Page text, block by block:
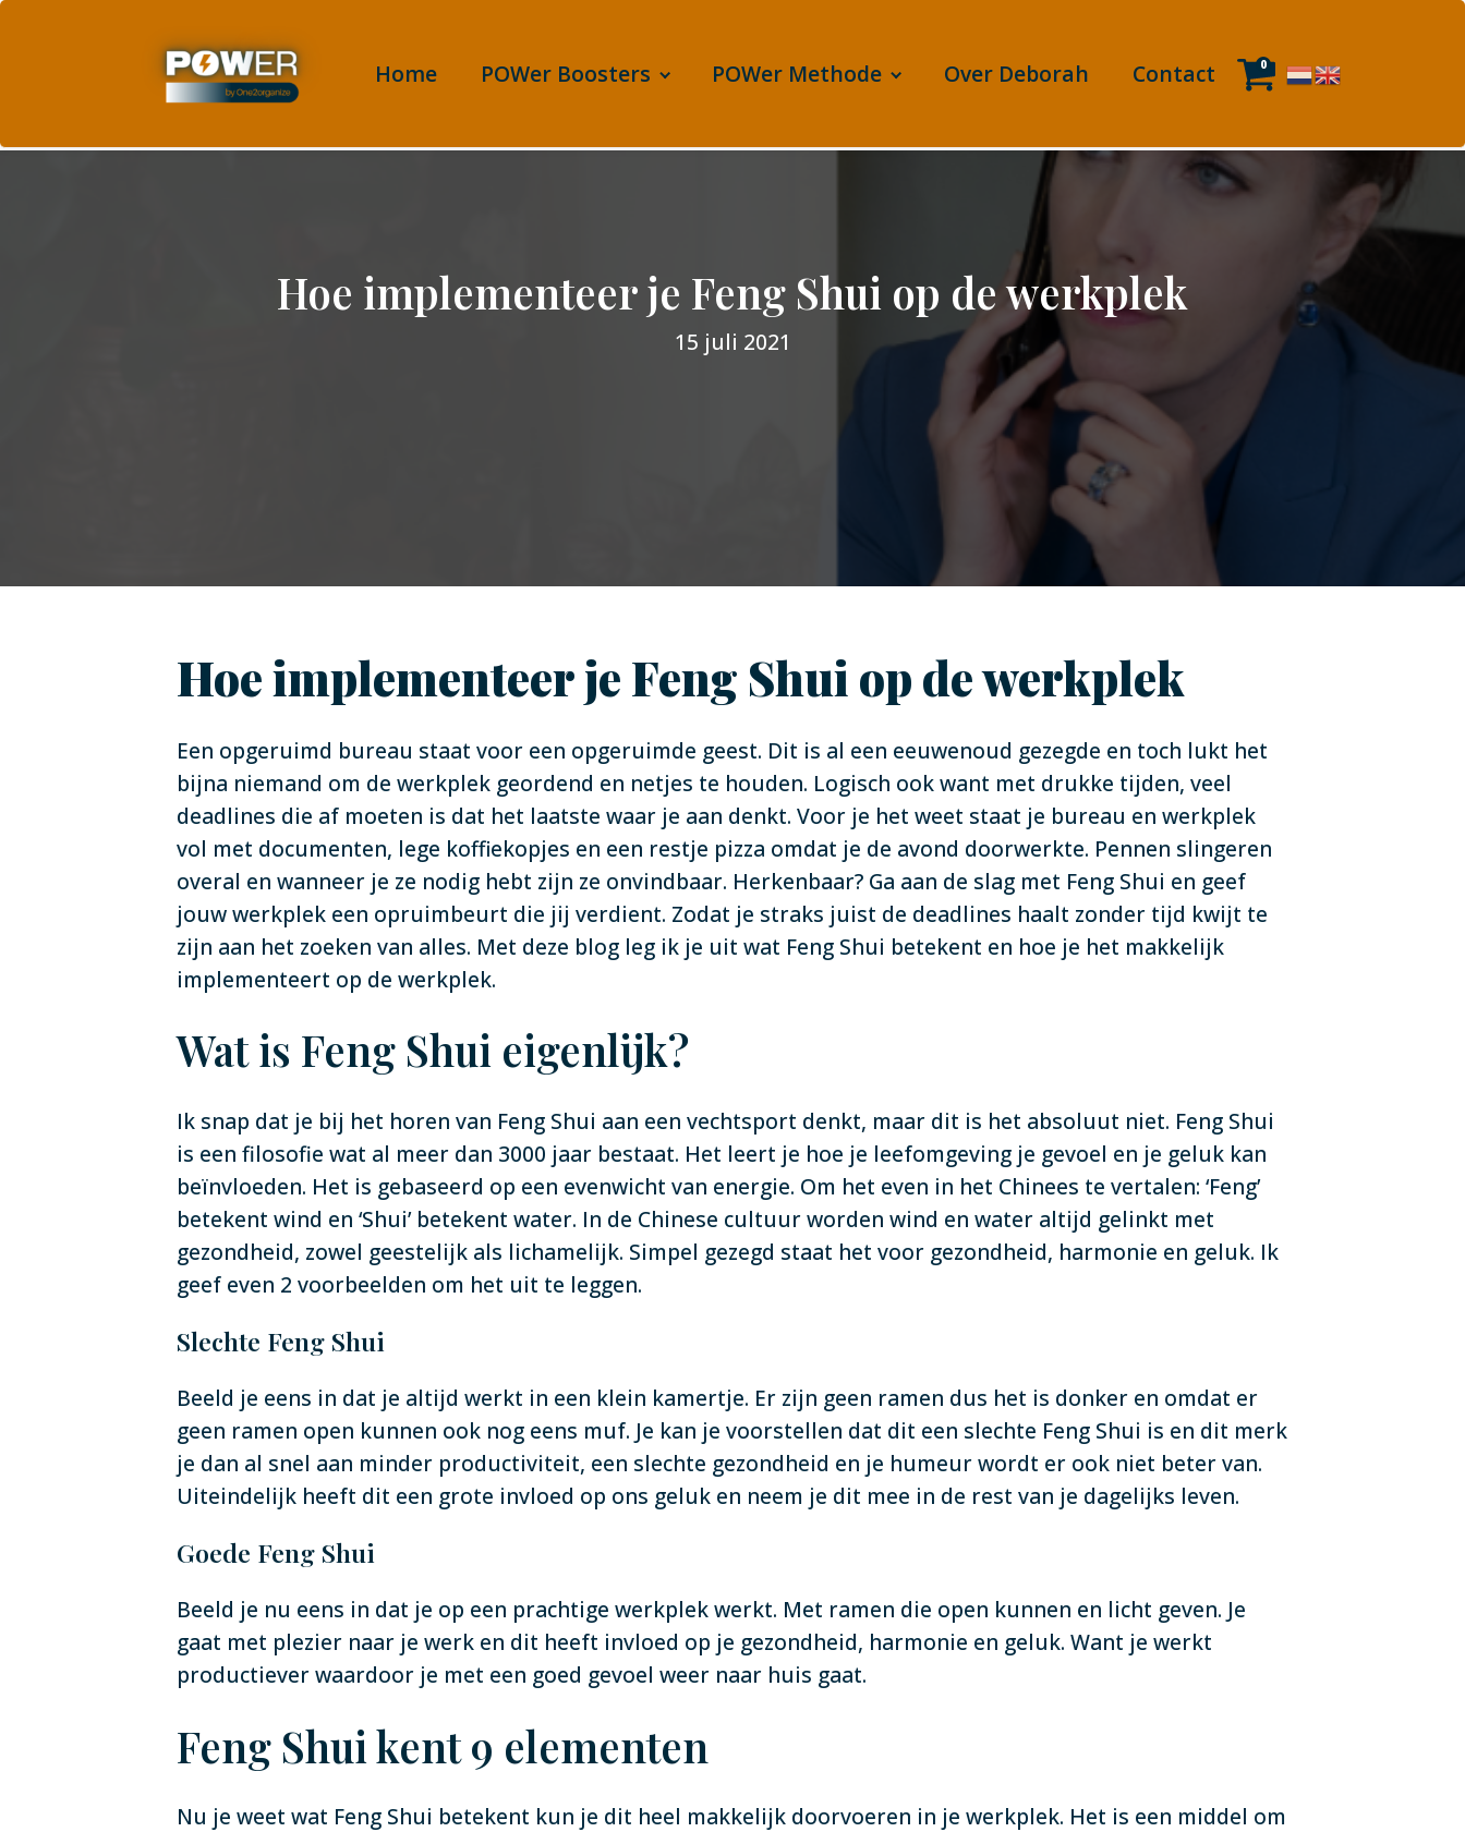
Home POWer Boosters POWer Methode Over Deborah Contact 0
Hoe implementeer je Feng Shui op de werkplek
15 juli 2021
Hoe implementeer je Feng Shui op de werkplek
Een opgeruimd bureau staat voor een opgeruimde geest. Dit is al een eeuwenoud gezegde en toch lukt het
bijna niemand om de werkplek geordend en netjes te houden. Logisch ook want met drukke tijden, veel
deadlines die af moeten is dat het laatste waar je aan denkt. Voor je het weet staat je bureau en werkplek
vol met documenten, lege koffiekopjes en een restje pizza omdat je de avond doorwerkte. Pennen slingeren
overal en wanneer je ze nodig hebt zijn ze onvindbaar. Herkenbaar? Ga aan de slag met Feng Shui en geef
jouw werkplek een opruimbeurt die jij verdient. Zodat je straks juist de deadlines haalt zonder tijd kwijt te
zijn aan het zoeken van alles. Met deze blog leg ik je uit wat Feng Shui betekent en hoe je het makkelijk
implementeert op de werkplek.
Wat is Feng Shui eigenlijk?
Ik snap dat je bij het horen van Feng Shui aan een vechtsport denkt, maar dit is het absoluut niet. Feng Shui
is een filosofie wat al meer dan 3000 jaar bestaat. Het leert je hoe je leefomgeving je gevoel en je geluk kan
beïnvloeden. Het is gebaseerd op een evenwicht van energie. Om het even in het Chinees te vertalen: ‘Feng’
betekent wind en ‘Shui’ betekent water. In de Chinese cultuur worden wind en water altijd gelinkt met
gezondheid, zowel geestelijk als lichamelijk. Simpel gezegd staat het voor gezondheid, harmonie en geluk. Ik
geef even 2 voorbeelden om het uit te leggen.
Slechte Feng Shui
Beeld je eens in dat je altijd werkt in een klein kamertje. Er zijn geen ramen dus het is donker en omdat er
geen ramen open kunnen ook nog eens muf. Je kan je voorstellen dat dit een slechte Feng Shui is en dit merk
je dan al snel aan minder productiviteit, een slechte gezondheid en je humeur wordt er ook niet beter van.
Uiteindelijk heeft dit een grote invloed op ons geluk en neem je dit mee in de rest van je dagelijks leven.
Goede Feng Shui
Beeld je nu eens in dat je op een prachtige werkplek werkt. Met ramen die open kunnen en licht geven. Je
gaat met plezier naar je werk en dit heeft invloed op je gezondheid, harmonie en geluk. Want je werkt
productiever waardoor je met een goed gevoel weer naar huis gaat.
Feng Shui kent 9 elementen
Nu je weet wat Feng Shui betekent kun je dit heel makkelijk doorvoeren in je werkplek. Het is een middel om